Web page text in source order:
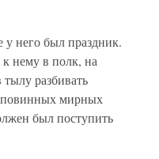
него был праздник.
нему в полк, на
разбивать
повинных мирных
был поступить